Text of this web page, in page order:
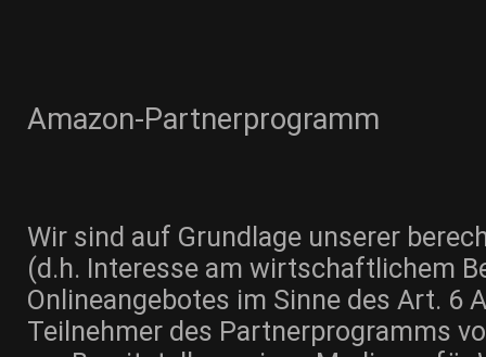
Amazon-Partnerprogramm
Wir sind auf Grundlage unserer
(d.h. Interesse am wirtschaftlichem
Onlineangebotes im Sinne des Art. 6
Teilnehmer des Partnerprogramms